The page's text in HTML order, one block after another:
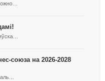
союза на 2026-2028